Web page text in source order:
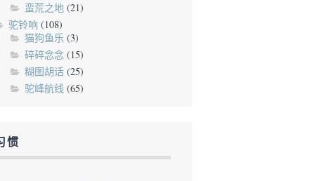
蛮荒之地(21)
驼铃响 (108)
猫狗鱼乐 (3)
碎碎念念 (15)
糊图胡话(25)
驼峰航线 (65)
惯